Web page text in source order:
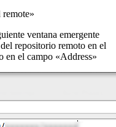
ventana emergente
repositorio remoto en el
en el campo «Address»